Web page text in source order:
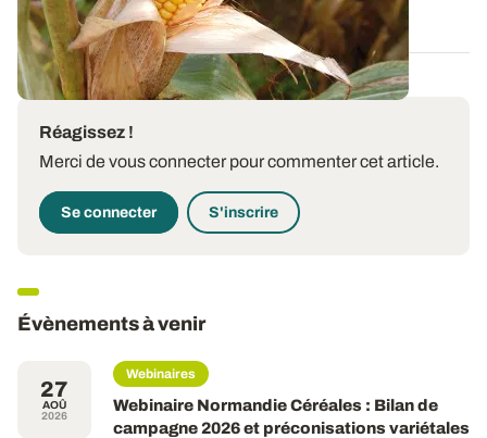
05 DÉC. 2025
Réagissez !
Merci de vous connecter pour commenter cet article.
Se connecter S'inscrire
Évènements à venir
27
AOÛ
2026
Webinaires
Webinaire Normandie Céréales : Bilan de
campagne 2026 et préconisations variétales